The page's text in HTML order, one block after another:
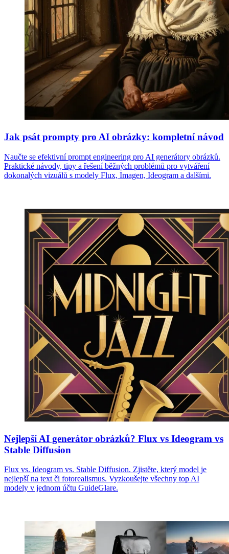
Jak psát prompty pro AI obrázky: kompletní návod
Naučte se efektivní prompt engineering pro AI generátory obrázků.
Praktické návody, tipy a řešení běžných problémů pro vytváření
dokonalých vizuálů s modely Flux, Imagen, Ideogram a dalšími.
Nejlepší AI generátor obrázků? Flux vs Ideogram vs
Stable Diffusion
Flux vs. Ideogram vs. Stable Diffusion. Zjistěte, který model je
nejlepší na text či fotorealismus. Vyzkoušejte všechny top AI
modely v jednom účtu GuideGlare.